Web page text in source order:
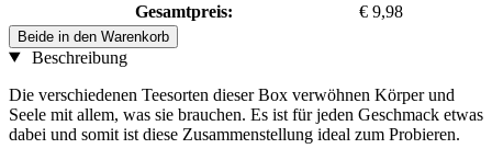
Gesamtpreis:
€ 9,98
Beide in den Warenkorb
Beschreibung
Die verschiedenen Teesorten dieser Box verwöhnen Körper und
Seele mit allem, was sie brauchen. Es ist für jeden Geschmack etwas
dabei und somit ist diese Zusammenstellung ideal zum Probieren.